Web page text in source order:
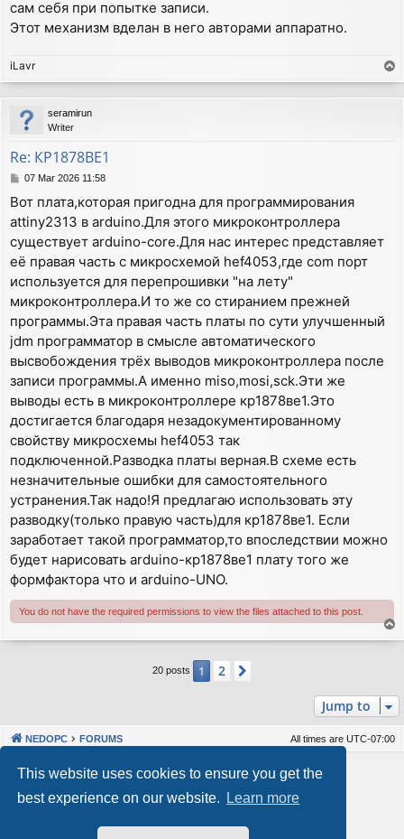
This website uses cookies to ensure you get the
best experience on our website.
Learn more
сам себя при попытке записи.
Этот механизм вделан в него авторами аппаратно.
iLavr
o
p
seramirun
Writer
Re: КР1878ВЕ1
P
s
t
07 Mar 2026 11:58
Вот плата,которая пригодна для программирования
attiny2313 в arduino.Для этого микроконтроллера
существует arduino-core.Для нас интерес представляет
её правая часть с микросхемой hef4053,где com порт
используется для перепрошивки "на лету"
микроконтроллера.И то же со стиранием прежней
программы.Эта правая часть платы по сути улучшенный
jdm программатор в смысле автоматического
высвобождения трёх выводов микроконтроллера после
записи программы.А именно miso,mosi,sck.Эти же
выводы есть в микроконтроллере кр1878ве1.Это
достигается благодаря незадокументированному
свойству микросхемы hef4053 так
подключенной.Разводка платы верная.В схеме есть
незначительные ошибки для самостоятельного
устранения.Так надо!Я предлагаю использовать эту
разводку(только правую часть)для кр1878ве1. Если
заработает такой программатор,то впоследствии можно
будет нарисовать arduino-кр1878ве1 плату того же
формфактора что и arduino-UNO.
You do not have the required permissions to view the files attached to this post.
o
20 posts 1 2
Jump to
NEDOPC FORUMS All times are UTC-07:00
Powered byphpBB® Forum Software © phpBB Limited
Our VPS Hosting By RimuHosting